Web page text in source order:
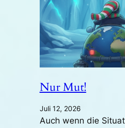
Nur Mut!
Juli 12, 2026
Auch wenn die